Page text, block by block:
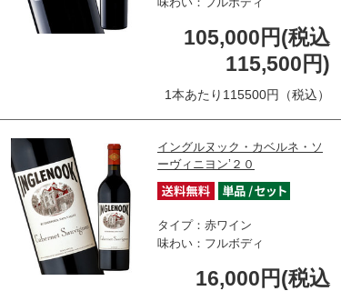
105,000円(税込
115,500円)
1本あたり115500円（税込）
イングルヌック・カベルネ・ソ
ーヴィニヨン’２０
タイプ：赤ワイン
味わい：フルボディ
16,000円(税込